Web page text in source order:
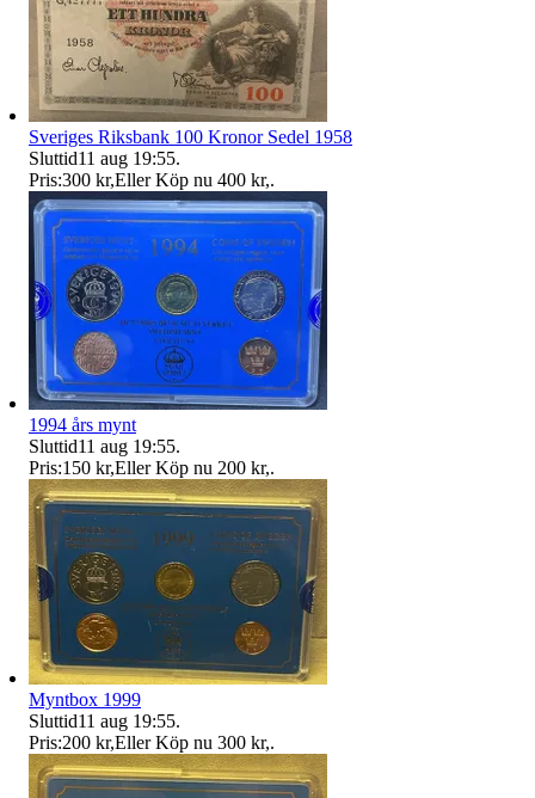
Sveriges Riksbank 100 Kronor Sedel 1958
Sluttid11 aug 19:55.
Pris:300 kr,Eller Köp nu 400 kr,.
1994 års mynt
Sluttid11 aug 19:55.
Pris:150 kr,Eller Köp nu 200 kr,.
Myntbox 1999
Sluttid11 aug 19:55.
Pris:200 kr,Eller Köp nu 300 kr,.